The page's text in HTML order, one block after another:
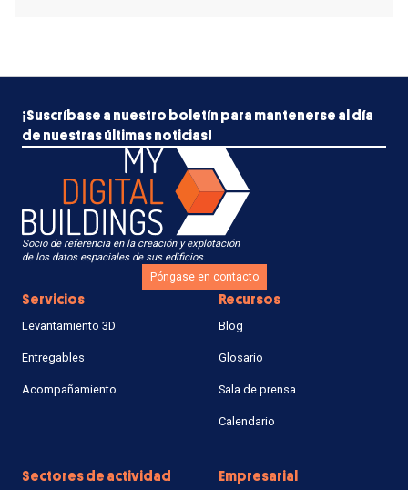
¡Suscríbase a nuestro boletín para mantenerse al día
de nuestras últimas noticias!
Socio de referencia en la creación y explotación
de los datos espaciales de sus edificios.
Póngase en contacto
Servicios
Levantamiento 3D
Entregables
Acompañamiento
Sectores de actividad
Recursos
Blog
Glosario
Sala de prensa
Calendario
Empresarial